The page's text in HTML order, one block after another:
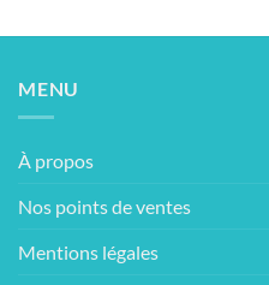
MENU
À propos
Nos points de ventes
Mentions légales